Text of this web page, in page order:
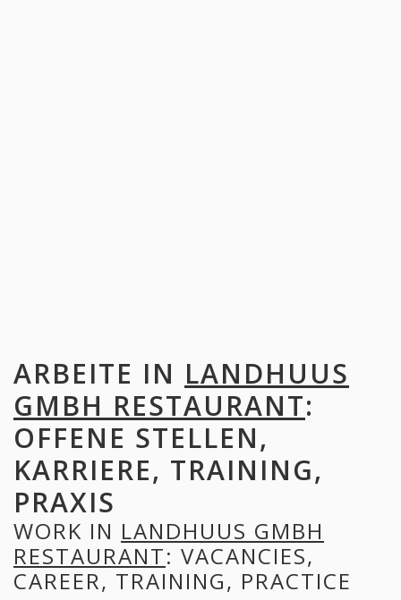
ARBEITE IN LANDHUUS
GMBH RESTAURANT:
OFFENE STELLEN,
KARRIERE, TRAINING,
PRAXIS
WORK IN LANDHUUS GMBH
RESTAURANT: VACANCIES,
CAREER, TRAINING, PRACTICE